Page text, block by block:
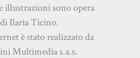
illustrazioni sono opera
di Ilaria Ticino.
è stato realizzato da
Multimedia s.a.s.